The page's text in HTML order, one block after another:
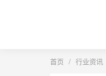
首页 / 行业资讯